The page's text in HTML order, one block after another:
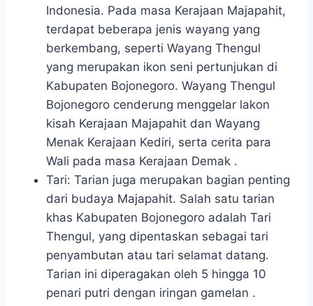
Indonesia. Pada masa Kerajaan Majapahit,
terdapat beberapa jenis wayang yang
berkembang, seperti Wayang Thengul
yang merupakan ikon seni pertunjukan di
Kabupaten Bojonegoro. Wayang Thengul
Bojonegoro cenderung menggelar lakon
kisah Kerajaan Majapahit dan Wayang
Menak Kerajaan Kediri, serta cerita para
Wali pada masa Kerajaan Demak .
Tari: Tarian juga merupakan bagian penting
dari budaya Majapahit. Salah satu tarian
khas Kabupaten Bojonegoro adalah Tari
Thengul, yang dipentaskan sebagai tari
penyambutan atau tari selamat datang.
Tarian ini diperagakan oleh 5 hingga 10
penari putri dengan iringan gamelan .